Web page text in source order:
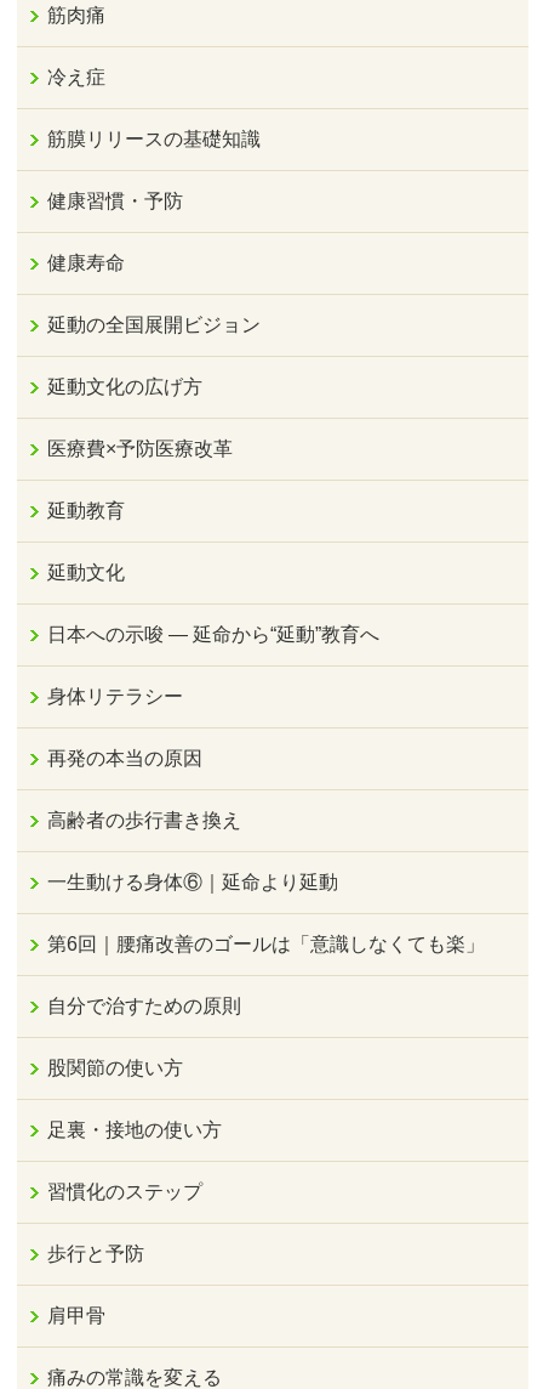
筋肉痛
冷え症
筋膜リリースの基礎知識
健康習慣・予防
健康寿命
延動の全国展開ビジョン
延動文化の広げ方
医療費×予防医療改革
延動教育
延動文化
日本への示唆 ― 延命から“延動”教育へ
身体リテラシー
再発の本当の原因
高齢者の歩行書き換え
一生動ける身体⑥｜延命より延動
第6回｜腰痛改善のゴールは「意識しなくても楽」
自分で治すための原則
股関節の使い方
足裏・接地の使い方
習慣化のステップ
歩行と予防
肩甲骨
痛みの常識を変える